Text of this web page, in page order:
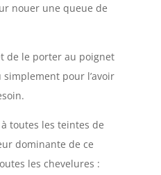
nouer une queue de
de le porter au poignet
pour l’avoir
toutes les teintes de
dominante de ce
les chevelures :